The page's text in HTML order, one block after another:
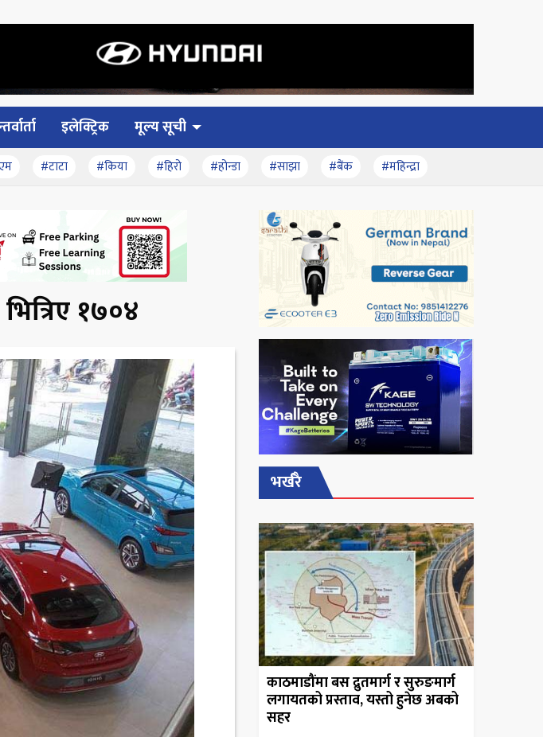
इलेक्ट्रिक मूल्य सूची
#टाटा #किया #हिरो #होन्डा #साझा #बैंक #महिन्द्रा
१७०४
भर्खरै
काठमाडौंमा बस द्रुतमार्ग र सुरुङमार्ग
लगायतको प्रस्ताव, यस्तो हुनेछ अबको
सहर